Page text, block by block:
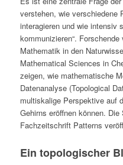
verstehen, wie verschiedene
interagieren und wie intensiv
kommunizieren“.
Mathematik in den
Mathematical Sciences in
zeigen, wie mathematische
Datenanalyse (Topological
multiskalige Perspektive auf
Gehirns eröffnen können. Die
Fachzeitschrift Patterns
Ein topologischer